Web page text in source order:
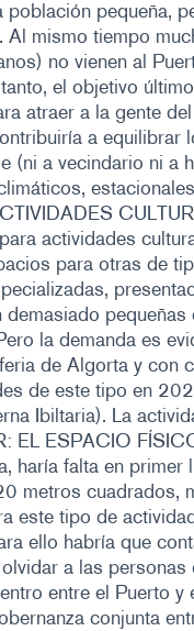
pequeña,
Al mismo tiempo
no vienen al
el objetivo
atraer a la gente
a equilibrar
(ni a vecindario ni a
actividades
para otras de
la demanda es
de Algorta y con
de este tipo en
Ibiltaria). La
EL ESPACIO
haría falta en
metros cuadrados,
este tipo de
ello habría que
a las personas
entre el Puerto y
conjunta